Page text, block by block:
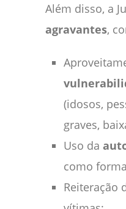
Além disso, a
agravantes,
(idosos,
graves,
Uso da
como
Reiteração